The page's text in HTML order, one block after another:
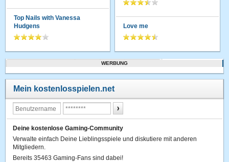
Top Nails with Vanessa
Hudgens
Love me
WERBUNG
Mein kostenlosspielen.net
Deine kostenlose Gaming-Community
Verwalte einfach Deine Lieblingsspiele und diskutiere mit anderen
Mitgliedern.
Bereits 35463 Gaming-Fans sind dabei!